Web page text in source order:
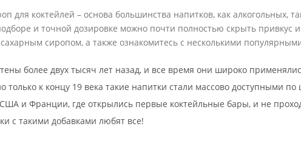
для коктейлей – основа большинства напитков, как алкогольных,
и точной дозировке можно почти полностью скрыть привкус
сахарным сиропом, а также ознакомитесь с несколькими
более двух тысяч лет назад, и все время они широко
только к концу 19 века такие напитки стали массово доступными
и Франции, где открылись первые коктейльные бары, и не
с такими добавками любят все!